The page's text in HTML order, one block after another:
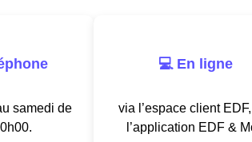
samedi de
💻 En ligne
via l’espace client
l’application EDF &